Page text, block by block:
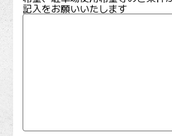
記入をお願いいたします